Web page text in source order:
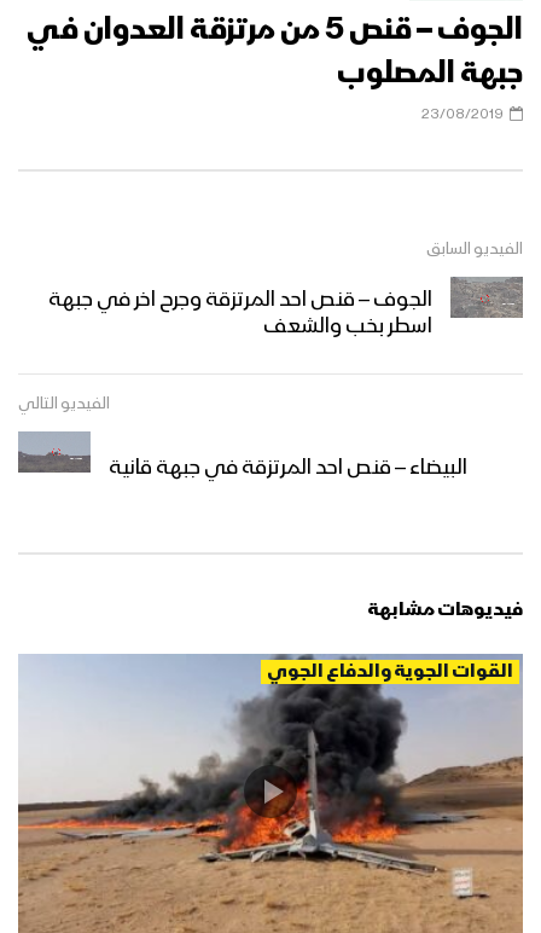
الجوف – قنص 5 من مرتزقة العدوان في
جبهة المصلوب
23/08/2019
الفيديو السابق
الجوف – قنص احد المرتزقة وجرح اخر في جبهة
اسطر بخب والشعف
الفيديو التالي
البيضاء – قنص احد المرتزقة في جبهة قانية
فيديوهات مشابهة
القوات الجوية والدفاع الجوي